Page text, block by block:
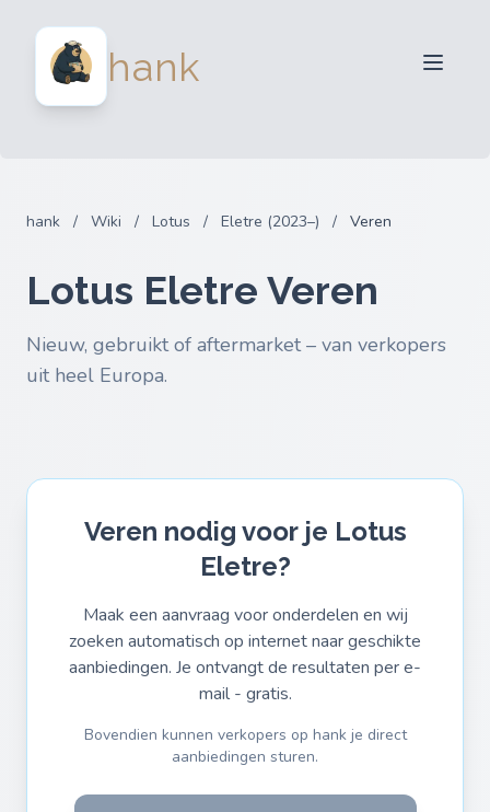
hank
Inloggen
hank / Wiki / Lotus / Eletre (2023–) / Veren
Lotus Eletre Veren
Nieuw, gebruikt of aftermarket – van verkopers
uit heel Europa.
Veren nodig voor je Lotus
Eletre?
Maak een aanvraag voor onderdelen en wij
zoeken automatisch op internet naar geschikte
aanbiedingen. Je ontvangt de resultaten per e-
mail - gratis.
Bovendien kunnen verkopers op hank je direct
aanbiedingen sturen.